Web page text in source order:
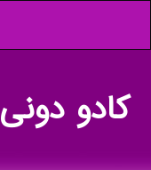
كادو دونی